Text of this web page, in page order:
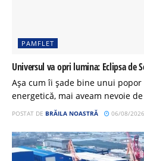
PAMFLET
Universul va opri lumina: Eclipsa de
Așa cum îi șade bine unui
energetică, mai aveam nevoie
POSTAT DE BRĂILA NOASTRĂ 06/08/2026